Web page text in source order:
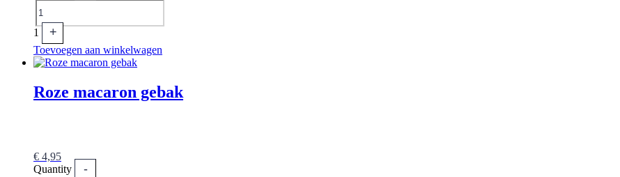
1 +
Toevoegen aan winkelwagen
Roze macaron gebak
€ 4,95
Quantity
-